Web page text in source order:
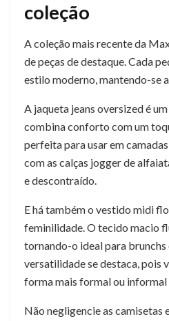
coleção
A coleção mais recente da
de peças de destaque. Cada
estilo moderno, mantendo-se
A jaqueta jeans oversized é
combina conforto com um
perfeita para usar em
com as calças jogger de
e descontraído.
E há também o vestido midi
feminilidade. O tecido macio
tornando-o ideal para brunchs
versatilidade se destaca, pois
forma mais formal ou
Não negligencie as camisetas